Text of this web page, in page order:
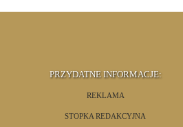
PRZYDATNE INFORMACJE:
REKLAMA
STOPKA REDAKCYJNA